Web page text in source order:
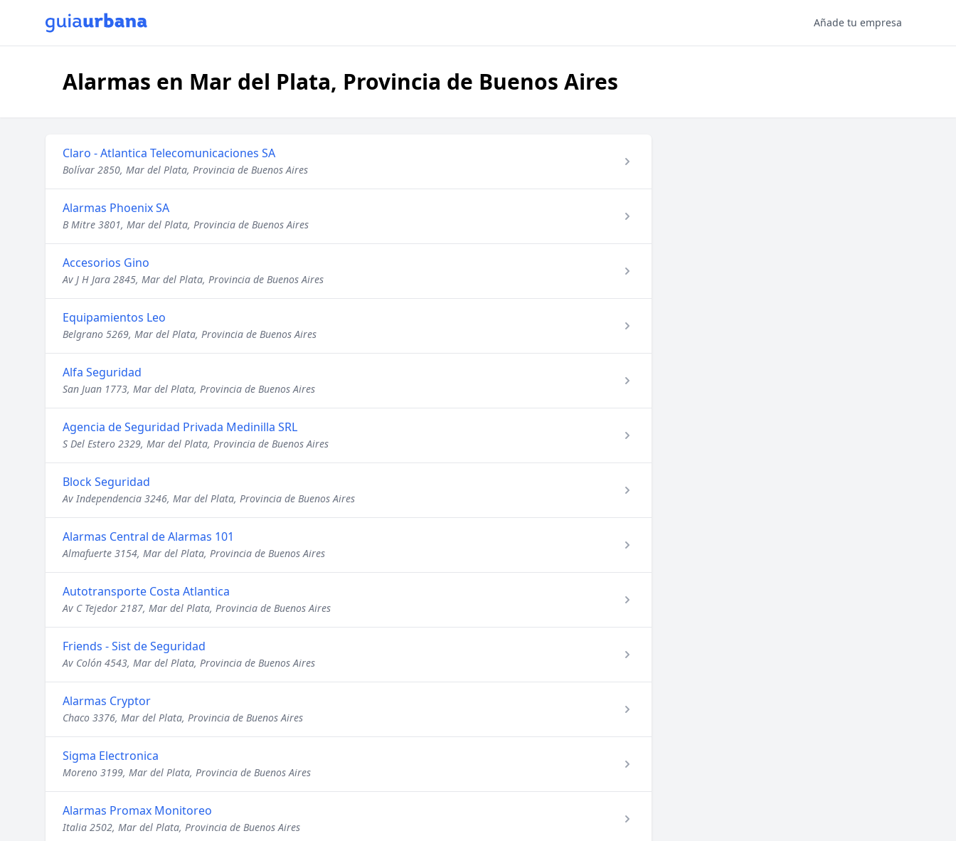
Añade tu empresa
Alarmas en Mar del Plata, Provincia de Buenos Aires
Claro - Atlantica Telecomunicaciones SA
Bolívar 2850, Mar del Plata, Provincia de Buenos Aires
Alarmas Phoenix SA
B Mitre 3801, Mar del Plata, Provincia de Buenos Aires
Accesorios Gino
Av J H Jara 2845, Mar del Plata, Provincia de Buenos Aires
Equipamientos Leo
Belgrano 5269, Mar del Plata, Provincia de Buenos Aires
Alfa Seguridad
San Juan 1773, Mar del Plata, Provincia de Buenos Aires
Agencia de Seguridad Privada Medinilla SRL
S Del Estero 2329, Mar del Plata, Provincia de Buenos Aires
Block Seguridad
Av Independencia 3246, Mar del Plata, Provincia de Buenos Aires
Alarmas Central de Alarmas 101
Almafuerte 3154, Mar del Plata, Provincia de Buenos Aires
Autotransporte Costa Atlantica
Av C Tejedor 2187, Mar del Plata, Provincia de Buenos Aires
Friends - Sist de Seguridad
Av Colón 4543, Mar del Plata, Provincia de Buenos Aires
Alarmas Cryptor
Chaco 3376, Mar del Plata, Provincia de Buenos Aires
Sigma Electronica
Moreno 3199, Mar del Plata, Provincia de Buenos Aires
Alarmas Promax Monitoreo
Italia 2502, Mar del Plata, Provincia de Buenos Aires